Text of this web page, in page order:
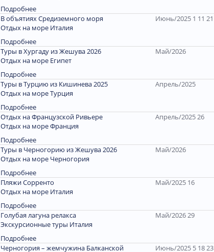
Подробнее
В объятиях Средиземного моря
Отдых на море Италия
Подробнее
Июнь/2025 1 11 21
Туры в Хургаду из Жешува 2026
Отдых на море Египет
Подробнее
Май/2026
Туры в Турцию из Кишинева 2025
Отдых на море Турция
Подробнее
Апрель/2025
Отдых на Французской Ривьере
Отдых на море Франция
Подробнее
Апрель/2025 26
Туры в Черногорию из Жешува 2026
Отдых на море Черногория
Подробнее
Май/2026
Пляжи Сорренто
Отдых на море Италия
Подробнее
Май/2025 16
Голубая лагуна релакса
Экскурсионные туры Италия
Подробнее
Май/2026 29
Черногория – жемчужина Балканской
Июнь/2025 5 18 23